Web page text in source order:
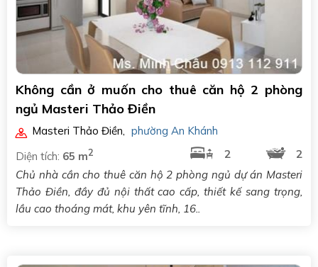
Không cần ở muốn cho thuê căn hộ 2 phòng
ngủ Masteri Thảo Điền
Masteri Thảo Điền, phường An Khánh
Diện tích: 65 m2 2
2
Chủ nhà cần cho thuê căn hộ 2 phòng ngủ dự án Masteri
Thảo Điền, đầy đủ nội thất cao cấp, thiết kế sang trọng,
lầu cao thoáng mát, khu yên tĩnh, 16..